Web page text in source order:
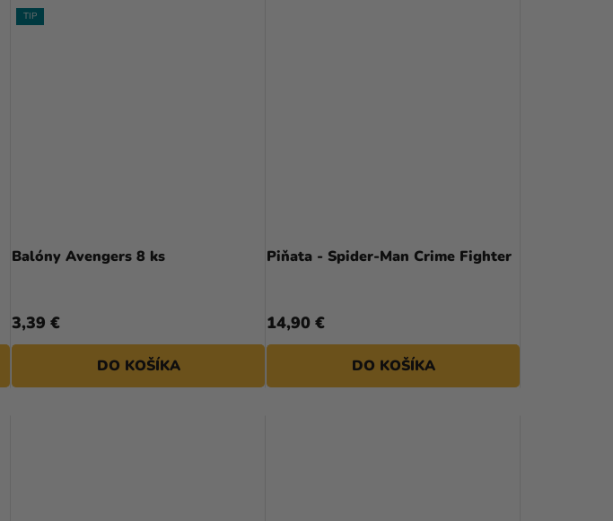
TIP
Balóny Avengers 8 ks
3,39 €
DO KOŠÍKA
Piňata - Spider-Man Crime Fighter
14,90 €
DO KOŠÍKA